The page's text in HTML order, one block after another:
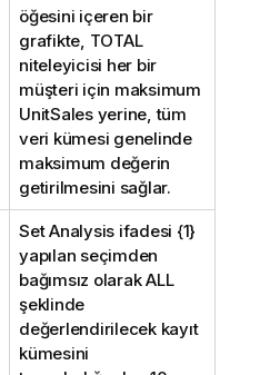
öğesini içeren bir
grafikte, TOTAL
niteleyicisi her bir
müşteri için maksimum
UnitSalesyerine, tüm
veri kümesi genelinde
maksimum değerin
getirilmesini sağlar.
Set Analysis ifadesi {1}
yapılan seçimden
bağımsız olarakALL
şeklinde
değerlendirilecek kayıt
kümesini